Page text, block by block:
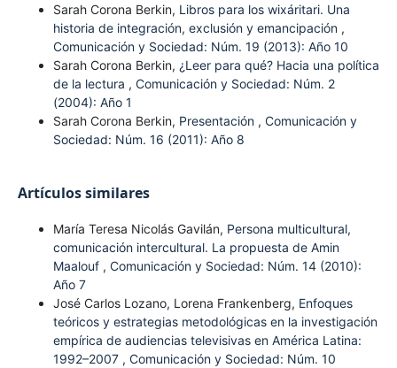
Sarah Corona Berkin, Libros para los wixáritari. Una
historia de integración, exclusión y emancipación ,
Comunicación y Sociedad: Núm. 19 (2013): Año 10
Sarah Corona Berkin, ¿Leer para qué? Hacia una política
de la lectura , Comunicación y Sociedad: Núm. 2
(2004): Año 1
Sarah Corona Berkin, Presentación , Comunicación y
Sociedad: Núm. 16 (2011): Año 8
Artículos similares
María Teresa Nicolás Gavilán, Persona multicultural,
comunicación intercultural. La propuesta de Amin
Maalouf , Comunicación y Sociedad: Núm. 14 (2010):
Año 7
José Carlos Lozano, Lorena Frankenberg, Enfoques
teóricos y estrategias metodológicas en la investigación
empírica de audiencias televisivas en América Latina:
1992–2007 , Comunicación y Sociedad: Núm. 10